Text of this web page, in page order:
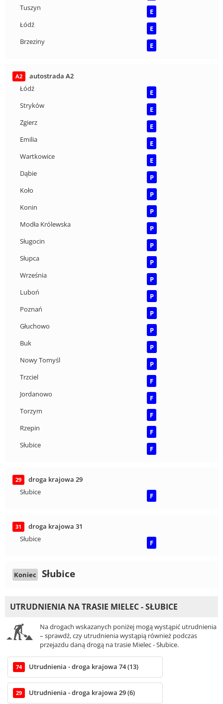
Tuszyn
E
Łódź
E
Brzeziny
E
A2
autostrada A2
Łódź
E
Stryków
E
Zgierz
E
Emilia
E
Wartkowice
E
Dąbie
P
Koło
P
Konin
P
Modła Królewska
P
Sługocin
P
Słupca
P
Września
P
Luboń
P
Poznań
P
Głuchowo
P
Buk
P
Nowy Tomyśl
P
Trzciel
F
Jordanowo
F
Torzym
F
Rzepin
F
Słubice
F
29
droga krajowa 29
Słubice
F
31
droga krajowa 31
Słubice
F
Koniec Słubice
UTRUDNIENIA NA TRASIE MIELEC - SŁUBICE
Na drogach wskazanych poniżej mogą wystąpić utrudnienia
– sprawdź, czy utrudnienia wystąpią również podczas
przejazdu daną drogą na trasie Mielec - Słubice.
74 Utrudnienia - droga krajowa 74 (13)
29 Utrudnienia - droga krajowa 29 (6)